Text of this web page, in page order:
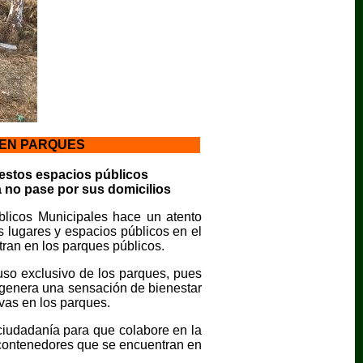
PARQUES
espacios públicos
no pase por sus domicilios
Municipales hace un atento
y espacios públicos en el
en los parques públicos.
exclusivo de los parques, pues
una sensación de bienestar
en los parques.
para que colabore en la
que se encuentran en